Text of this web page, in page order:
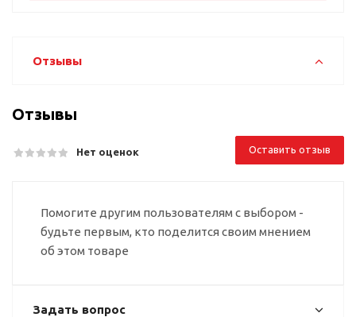
Отзывы
Отзывы
Нет оценок Оставить отзыв
Помогите другим пользователям с выбором -
будьте первым, кто поделится своим мнением
об этом товаре
Задать вопрос